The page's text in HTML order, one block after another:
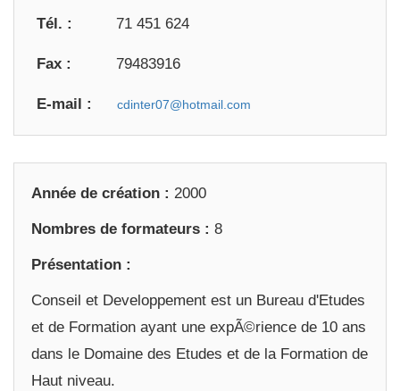
Tél. : 71 451 624
Fax : 79483916
E-mail :
Année de création : 2000
Nombres de formateurs : 8
Présentation :
Conseil et Developpement est un Bureau d'Etudes
et de Formation ayant une expÃ©rience de 10 ans
dans le Domaine des Etudes et de la Formation de
Haut niveau.